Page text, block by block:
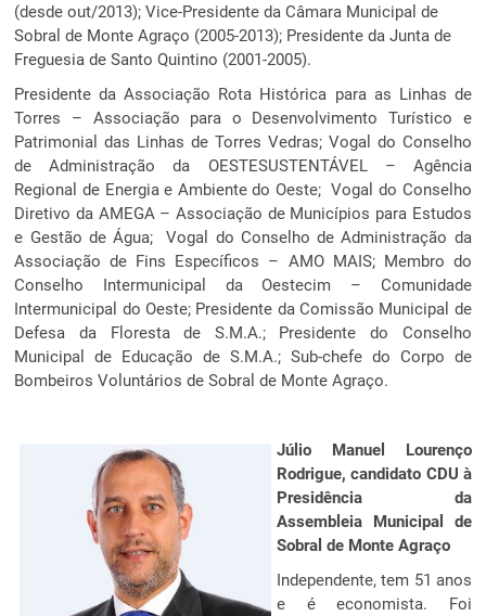
(desde out/2013); Vice-Presidente da Câmara Municipal de
Sobral de Monte Agraço (2005-2013); Presidente da Junta de
Freguesia de Santo Quintino (2001-2005).
Presidente da Associação Rota Histórica para as Linhas de
Torres – Associação para o Desenvolvimento Turístico e
Patrimonial das Linhas de Torres Vedras; Vogal do Conselho
de Administração da OESTESUSTENTÁVEL – Agência
Regional de Energia e Ambiente do Oeste; Vogal do Conselho
Diretivo da AMEGA – Associação de Municípios para Estudos
e Gestão de Água; Vogal do Conselho de Administração da
Associação de Fins Específicos – AMO MAIS; Membro do
Conselho Intermunicipal da Oestecim – Comunidade
Intermunicipal do Oeste; Presidente da Comissão Municipal de
Defesa da Floresta de S.M.A.; Presidente do Conselho
Municipal de Educação de S.M.A.; Sub-chefe do Corpo de
Bombeiros Voluntários de Sobral de Monte Agraço.
Júlio Manuel Lourenço
Rodrigue, candidato CDU à
Presidência da
Assembleia Municipal de
Sobral de Monte Agraço
Independente, tem 51 anos
e é economista. Foi